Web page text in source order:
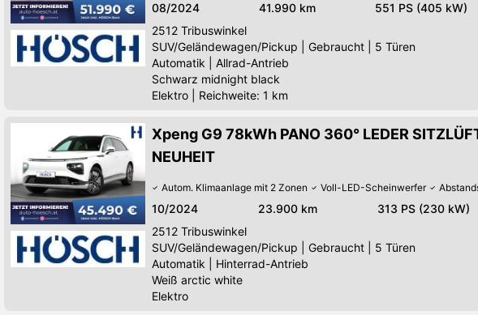
08/2024 41.990 km 551 PS (405 kW)
2512 Tribuswinkel
SUV/Geländewagen/Pickup
Gebraucht
5 Türen
Automatik
Allrad-Antrieb
Schwarz midnight black
Elektro
Reichweite: 1 km
Xpeng G9 78kWh PANO 360° LEDER
NEUHEIT
Autom. Klimaanlage mit 2 Zonen Voll-LED-Scheinwerfer
10/2024 23.900 km 313 PS (230 kW)
2512 Tribuswinkel
SUV/Geländewagen/Pickup
Gebraucht
5 Türen
Automatik
Hinterrad-Antrieb
Weiß arctic white
Elektro